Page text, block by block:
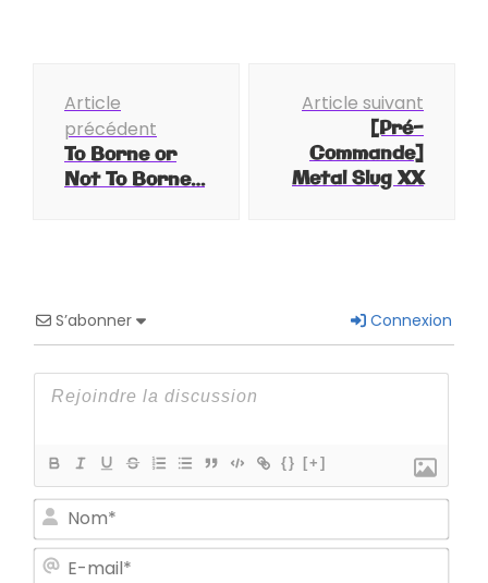
d'article
Article
précédent
To Borne or
Not To Borne…
Article suivant
[Pré-
Commande]
Metal Slug XX
S’abonner Connexion
{} [+]